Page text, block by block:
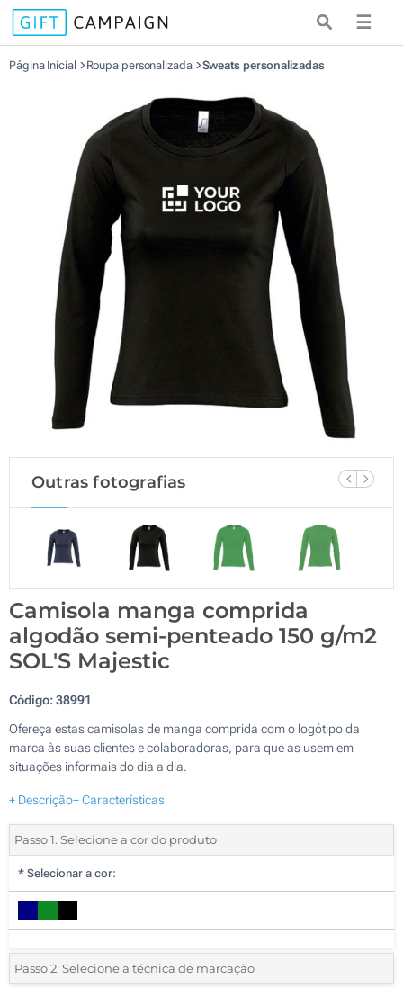
☰
Página Inicial Roupa personalizada Sweats personalizadas
Outras fotografias
Camisola manga comprida
algodão semi-penteado 150 g/m2
SOL'S Majestic
Código:38991
Ofereça estas camisolas de manga comprida com o logótipo da
marca às suas clientes e colaboradoras, para que as usem em
situações informais do dia a dia.
+ Descrição+ Características
Passo 1. Selecione a cor do produto
* Selecionar a cor:
Passo 2. Selecione a técnica de marcação